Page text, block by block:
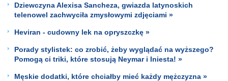
Dziewczyna Alexisa Sancheza, gwiazda latynoskich
telenowel zachwyciła zmysłowymi zdjęciami »
Heviran - cudowny lek na opryszczkę »
Porady stylistek: co zrobić, żeby wyglądać na wyższego?
Pomogą ci triki, które stosują Neymar i Iniesta! »
Męskie dodatki, które chciałby mieć każdy mężczyzna »